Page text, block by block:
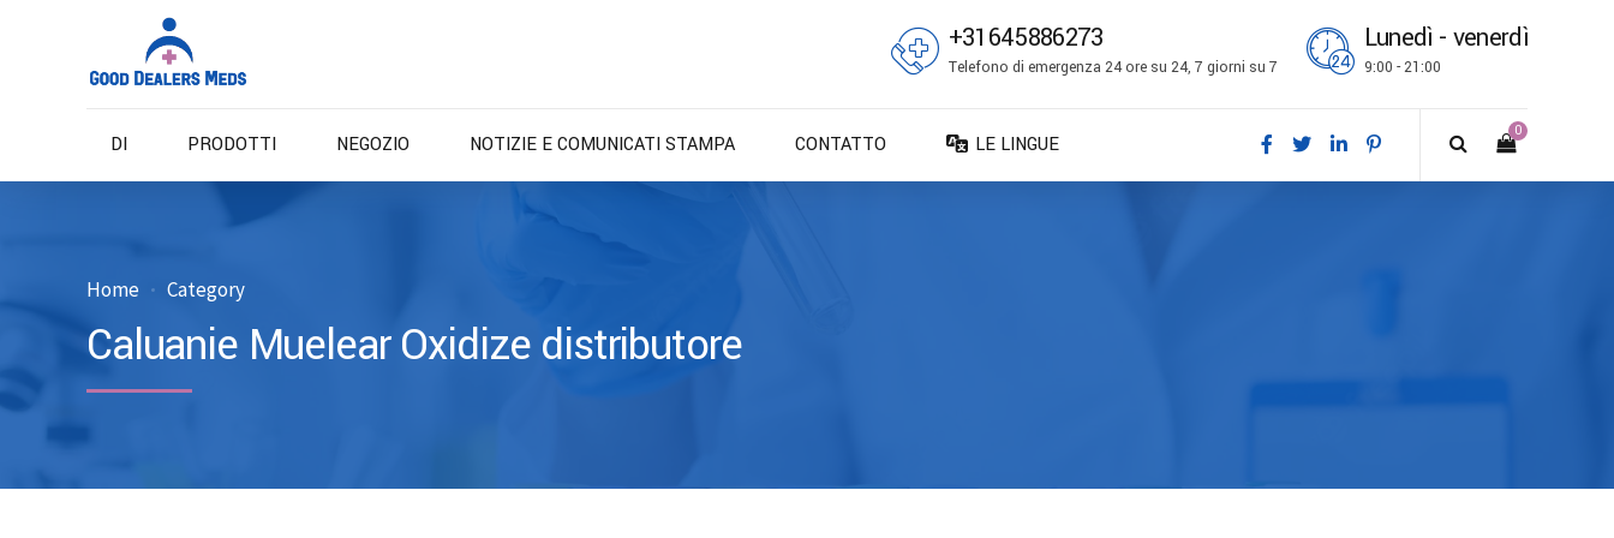
+31645886273
Telefono di emergenza 24 ore su 24, 7 giorni su 7
Lunedì - venerdì
9:00 - 21:00
0
DI PRODOTTI NEGOZIO NOTIZIE E COMUNICATI STAMPA CONTATTO
LE LINGUE
Home Category
Caluanie Muelear Oxidize distributore